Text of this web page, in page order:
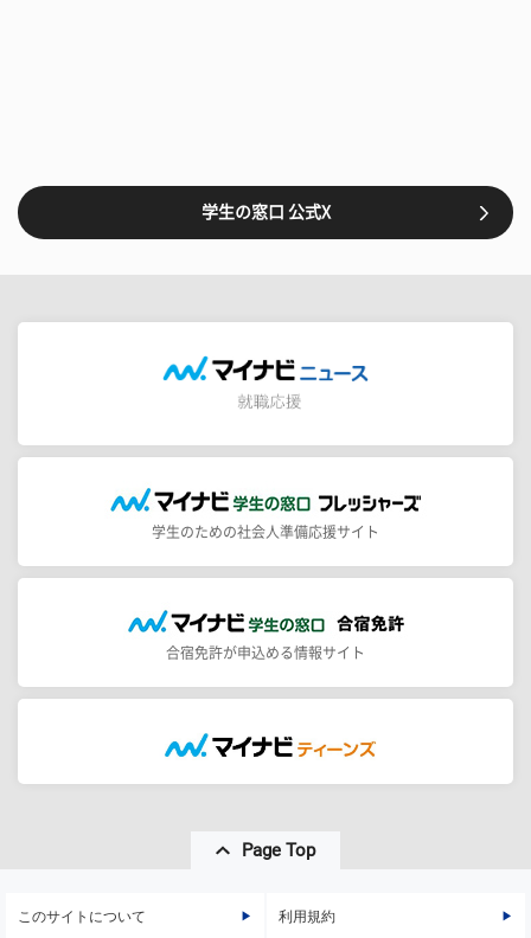
学生の窓口 公式X
学生のための社会人準備応援サイト
合宿免許が申込める情報サイト
Page Top
このサイトについて 利用規約